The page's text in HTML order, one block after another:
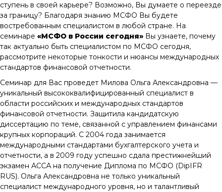
ступень в своей карьере? Возможно, Вы думаете о переезде
за границу? Благодаря знанию МСФО Вы будете
востребованным специалистом в любой стране. На
семинаре «МСФО в России сегодня» Вы узнаете, почему
так актуально быть специалистом по МСФО сегодня,
рассмотрите некоторые тонкости и нюансы международных
стандартов финансовой отчетности.
Семинар для Вас проведет Милова Ольга Александровна —
уникальный высококвалифицированный специалист в
области российских и международных стандартов
финансовой отчетности. Защитила кандидатскую
диссертацию по теме, связанной с управлением финансами
крупных корпораций. С 2004 года занимается
международными стандартами бухгалтерского учета и
отчетности, а в 2009 году успешно сдала престижнейший
экзамен АССА на получение Диплома по МСФО (DipIFR
RUS). Ольга Александровна не только уникальный
специалист международного уровня, но и талантливый